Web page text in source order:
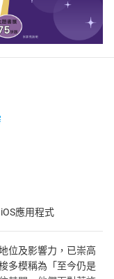
應用程式
位及影響力，已崇高
多模稱為「至今仍是